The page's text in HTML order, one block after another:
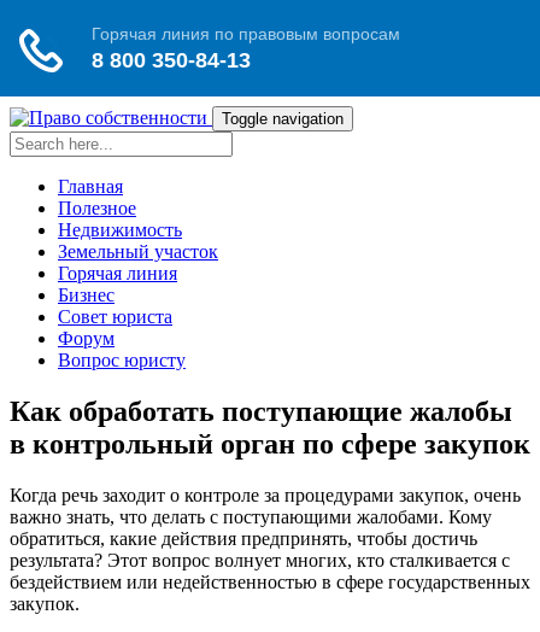
Toggle navigation
Главная
Полезное
Недвижимость
Земельный участок
Горячая линия
Бизнес
Совет юриста
Форум
Вопрос юристу
Как обработать поступающие жалобы
в контрольный орган по сфере закупок
Когда речь заходит о контроле за процедурами закупок, очень
важно знать, что делать с поступающими жалобами. Кому
обратиться, какие действия предпринять, чтобы достичь
результата? Этот вопрос волнует многих, кто сталкивается с
бездействием или недейственностью в сфере государственных
закупок.